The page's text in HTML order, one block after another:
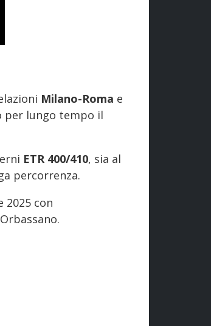
Milano-Roma e
per lungo tempo il
ETR 400/410, sia al
percorrenza.
2025 con